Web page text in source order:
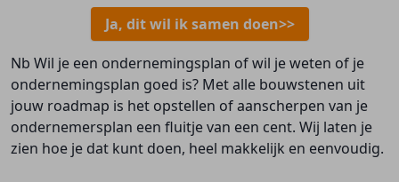
Ja, dit wil ik samen doen>>
Nb Wil je een ondernemingsplan of wil je weten of je
ondernemingsplan goed is? Met alle bouwstenen uit
jouw roadmap is het opstellen of aanscherpen van je
ondernemersplan een fluitje van een cent. Wij laten je
zien hoe je dat kunt doen, heel makkelijk en eenvoudig.